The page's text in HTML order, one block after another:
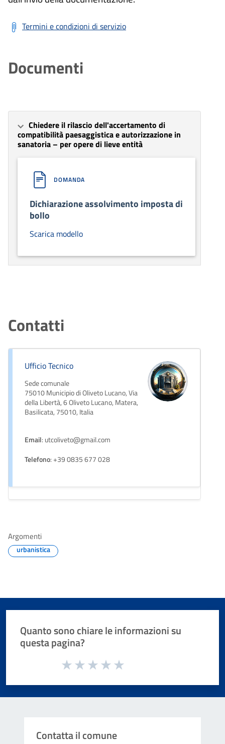
Termini e condizioni di servizio
Documenti
Chiedere il rilascio dell'accertamento di
compatibilità paesaggistica e autorizzazione in
sanatoria – per opere di lieve entità
DOMANDA
Dichiarazione assolvimento imposta di
bollo
Scarica modello
Contatti
Ufficio Tecnico
Sede comunale
75010 Municipio di Oliveto Lucano, Via
della Libertà, 6 Oliveto Lucano, Matera,
Basilicata, 75010, Italia
Email: utcoliveto@gmail.com
Telefono: +39 0835 677 028
Argomenti
urbanistica
Quanto sono chiare le informazioni su
questa pagina?
Valuta da 1 a 5 stelle la pagina
Contatta il comune